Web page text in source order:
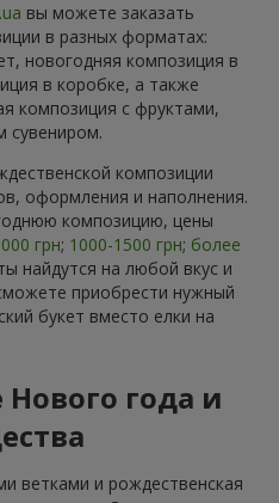
вы можете заказать
в разных форматах:
новогодняя композиция в
в коробке, а также
композиция с фруктами,
сувениром.
композиции
оформления и наполнения.
композицию, цены
грн; 1000-1500 грн; более
найдутся на любой вкус и
приобрести нужный
букет вместо елки на
года и
ветками и рождественская